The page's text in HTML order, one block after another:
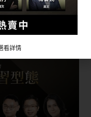
作，
試。
看詳情